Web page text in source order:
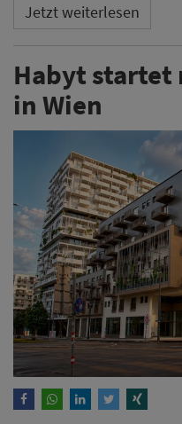
Jetzt weiterlesen
Habyt
in Wien